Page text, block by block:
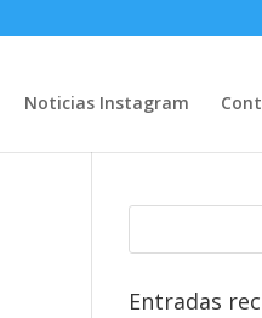
Noticias Instagram
Entradas